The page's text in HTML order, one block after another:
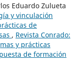
Eduardo Zulueta
y vinculación
de
, Revista Conrado:
y prácticas
de formación